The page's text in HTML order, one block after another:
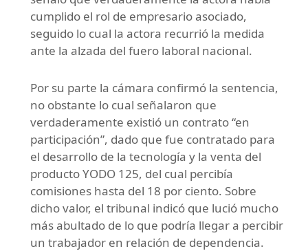
cumplido el rol de empresario asociado,
seguido lo cual la actora recurrió la medida
ante la alzada del fuero laboral nacional.
Por su parte la cámara confirmó la sentencia,
no obstante lo cual señalaron que
verdaderamente existió un contrato “en
participación”, dado que fue contratado para
el desarrollo de la tecnología y la venta del
producto YODO 125, del cual percibía
comisiones hasta del 18 por ciento. Sobre
dicho valor, el tribunal indicó que lució mucho
más abultado de lo que podría llegar a percibir
un trabajador en relación de dependencia.